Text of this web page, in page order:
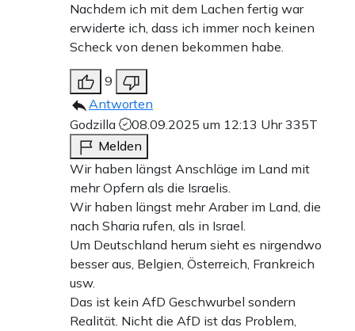
Nachdem ich mit dem Lachen fertig war
erwiderte ich, dass ich immer noch keinen
Scheck von denen bekommen habe.
9
Antworten
Godzilla
08.09.2025 um 12:13 Uhr335T
Melden
Wir haben längst Anschläge im Land mit
mehr Opfern als die Israelis.
Wir haben längst mehr Araber im Land, die
nach Sharia rufen, als in Israel.
Um Deutschland herum sieht es nirgendwo
besser aus, Belgien, Österreich, Frankreich
usw.
Das ist kein AfD Geschwurbel sondern
Realität. Nicht die AfD ist das Problem,